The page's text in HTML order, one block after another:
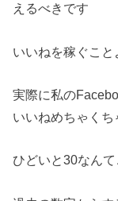
えるべきです
いいねを稼ぐこ
実際に私の
いいねめちゃくち
ひどいと30なん